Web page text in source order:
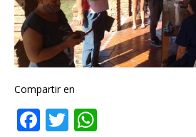
Compartir en
F T